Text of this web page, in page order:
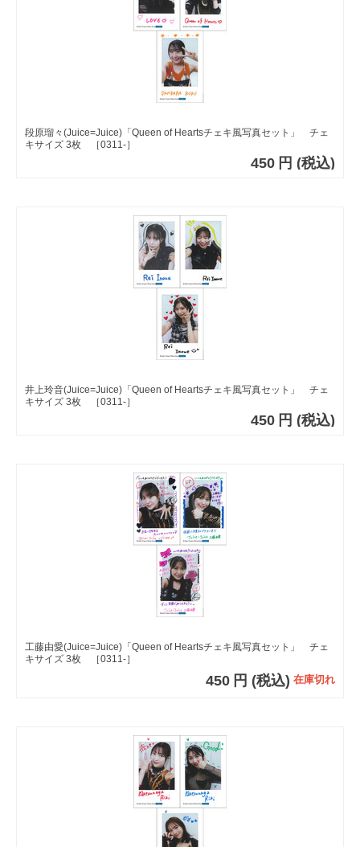
段原瑠々(Juice=Juice)「Queen of Heartsチェキ風写真セット」 チェ
キサイズ 3枚 ［0311-］
450 円 (税込)
井上玲音(Juice=Juice)「Queen of Heartsチェキ風写真セット」 チェ
キサイズ 3枚 ［0311-］
450 円 (税込)
工藤由愛(Juice=Juice)「Queen of Heartsチェキ風写真セット」 チェ
キサイズ 3枚 ［0311-］
450 円 (税込) 在庫切れ